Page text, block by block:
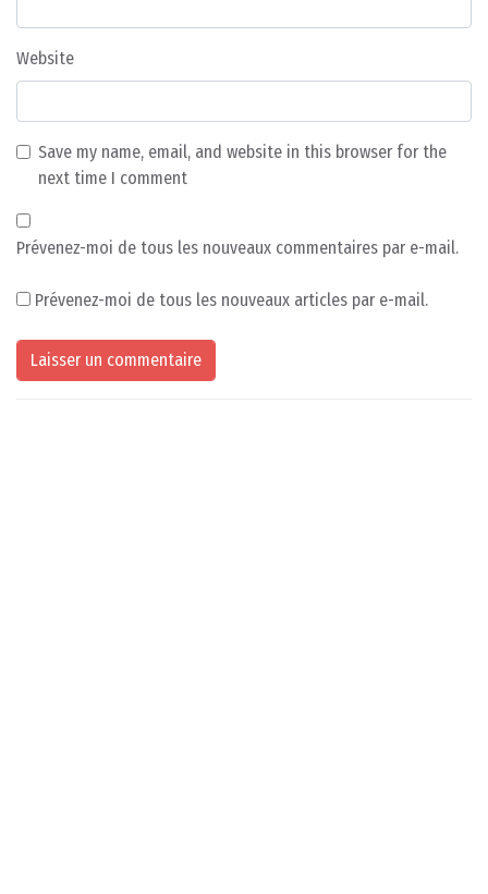
Website
Save my name, email, and website in this browser for the
next time I comment
Prévenez-moi de tous les nouveaux commentaires par e-mail.
Prévenez-moi de tous les nouveaux articles par e-mail.